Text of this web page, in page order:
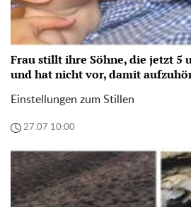
Frau stillt ihre Söhne, die jetzt 5
und hat nicht vor, damit
Einstellungen zum Stillen
27.07 10:00